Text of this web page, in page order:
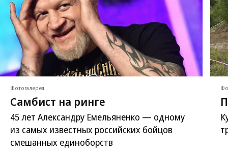
Фотогалерея
Самбист на ринге
45 лет Александру Емельяненко — одному
из самых известных российских бойцов
смешанных единоборств